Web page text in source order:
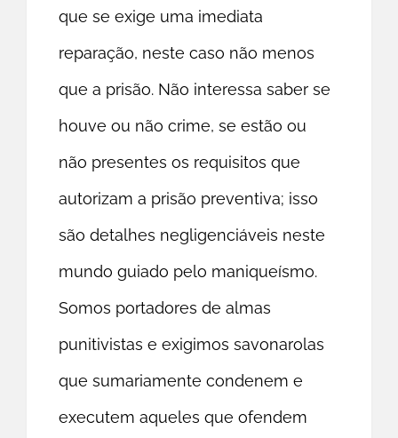
que se exige uma imediata
reparação, neste caso não menos
que a prisão. Não interessa saber se
houve ou não crime, se estão ou
não presentes os requisitos que
autorizam a prisão preventiva; isso
são detalhes negligenciáveis neste
mundo guiado pelo maniqueísmo.
Somos portadores de almas
punitivistas e exigimos savonarolas
que sumariamente condenem e
executem aqueles que ofendem